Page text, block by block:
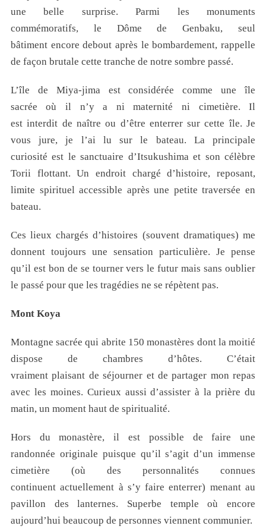
une belle surprise. Parmi les monuments
commémoratifs, le Dôme de Genbaku, seul
bâtiment encore debout après le bombardement, rappelle
de façon brutale cette tranche de notre sombre passé.
L’île de Miya-jima est considérée comme une île
sacrée où il n’y a ni maternité ni cimetière. Il
est interdit de naître ou d’être enterrer sur cette île. Je
vous jure, je l’ai lu sur le bateau. La principale
curiosité est le sanctuaire d’Itsukushima et son célèbre
Torii flottant. Un endroit chargé d’histoire, reposant,
limite spirituel accessible après une petite traversée en
bateau.
Ces lieux chargés d’histoires (souvent dramatiques) me
donnent toujours une sensation particulière. Je pense
qu’il est bon de se tourner vers le futur mais sans oublier
le passé pour que les tragédies ne se répètent pas.
Mont Koya
Montagne sacrée qui abrite 150 monastères dont la moitié
dispose de chambres d’hôtes. C’était
vraiment plaisant de séjourner et de partager mon repas
avec les moines. Curieux aussi d’assister à la prière du
matin, un moment haut de spiritualité.
Hors du monastère, il est possible de faire une
randonnée originale puisque qu’il s’agit d’un immense
cimetière (où des personnalités connues
continuent actuellement à s’y faire enterrer) menant au
pavillon des lanternes. Superbe temple où encore
aujourd’hui beaucoup de personnes viennent communier.